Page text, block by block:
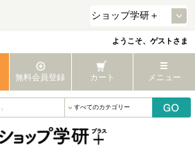
ようこそ、ゲストさま
無料会員登録 カート メニュー